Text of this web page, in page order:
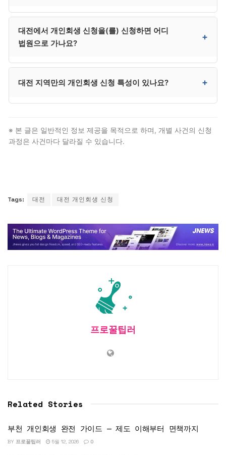
채권자 이의가 예상되거나 복잡한 사건은 변호사가
안전합니다. 법무사는 비용이 낮지만 법정 대리권에
제한이 있어 분쟁 시 변호사를 추가 선임해야 할 수 있어,
대전에서 개인회생 신청을(를) 신청하면 어디
법원으로 가나요?
+
중구·동구 등 대전 전역이 대전지방법원 관할입니다.
대전 지역만의 개인회생 신청 특성이 있나요? +
법원으로 충남 일부도 관할. 다만 법적 자격 요건과 절차
자체는 전국 동일하므로, 대전 거주자도 일반 개인회생
※ 본 글은 일반적인 정보 제공을 목적으로 하며, 개별 사건의 신청
과정은 사건마다 달라질 수 있습니다.
Tags: 대전 대전 개인회생 신청
프로꿀팁러
Related Stories
부천 개인회생 완전 가이드 — 제도 이해부터 면책까지
BY 프로꿀팁러 5월 12, 2026 0